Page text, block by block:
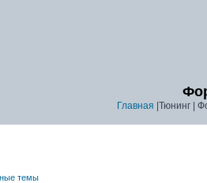
Главная |Тюнинг |
темы